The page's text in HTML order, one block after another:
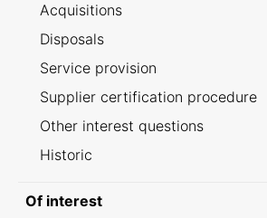
Acquisitions
Disposals
Service provision
Supplier certification procedure
Other interest questions
Historic
Of interest